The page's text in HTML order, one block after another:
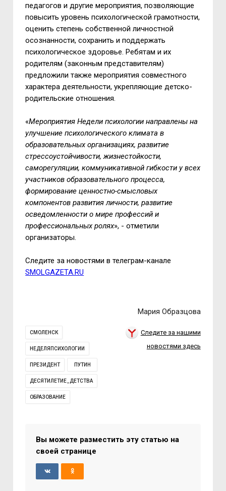
педагогов и другие мероприятия, позволяющие
повысить уровень психологической грамотности,
оценить степень собственной личностной
осознанности, сохранить и поддержать
психологическое здоровье. Ребятам и их
родителям (законным представителям)
предложили также мероприятия совместного
характера деятельности, укрепляющие детско-
родительские отношения.
«Мероприятия Недели психологии направлены на
улучшение психологического климата в
образовательных организациях, развитие
стрессоустойчивости, жизнестойкости,
саморегуляции, коммуникативной гибкости у всех
участников образовательного процесса,
формирование ценностно-смысловых
компонентов развития личности, развитие
осведомленности о мире профессий и
профессиональных ролях», - отметили
организаторы.
Следите за новостями в телеграм-канале
SMOLGAZETA.RU
Мария Образцова
СМОЛЕНСК
НЕДЕЛЯПСИХОЛОГИИ
ПРЕЗИДЕНТ ПУТИН
ДЕСЯТИЛЕТИЕ_ДЕТСТВА
ОБРАЗОВАНИЕ
Следите за нашими
новостями здесь
Вы можете разместить эту статью на
своей странице